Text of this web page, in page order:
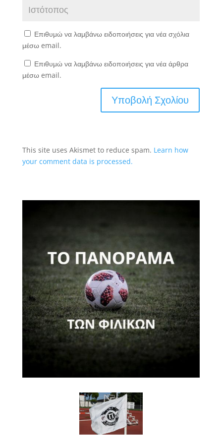
Επιθυμώ να λαμβάνω ειδοποιήσεις για νέα σχόλια
μέσω email.
Επιθυμώ να λαμβάνω ειδοποιήσεις για νέα άρθρα
μέσω email.
This site uses Akismet to reduce spam. Learn how
your comment data is processed.